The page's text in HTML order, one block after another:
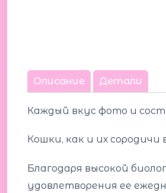
Описание Детали
Каждый вкус фото и
Кошки, как и их
Благодаря высокой
удовлетворения ее